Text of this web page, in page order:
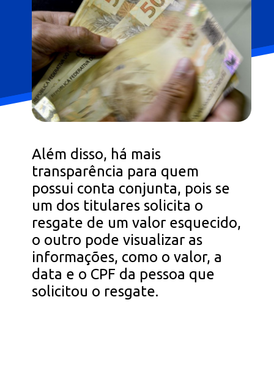
Além disso, há mais
transparência para quem
possui conta conjunta, pois se
um dos titulares solicita o
resgate de um valor esquecido,
o outro pode visualizar as
informações, como o valor, a
data e o CPF da pessoa que
solicitou o resgate.